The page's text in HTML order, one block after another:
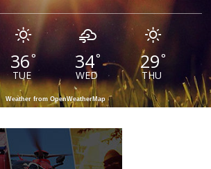
36°
TUE
34°
WED
29°
THU
Weather from OpenWeatherMap